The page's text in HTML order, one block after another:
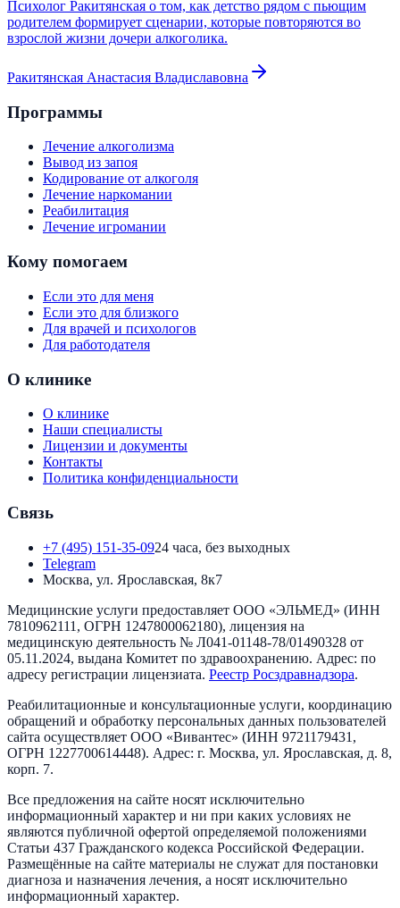
Психолог Ракитянская о том, как детство рядом с пьющим
родителем формирует сценарии, которые повторяются во
взрослой жизни дочери алкоголика.
Ракитянская Анастасия Владиславовна
Программы
Лечение алкоголизма
Вывод из запоя
Кодирование от алкоголя
Лечение наркомании
Реабилитация
Лечение игромании
Кому помогаем
Если это для меня
Если это для близкого
Для врачей и психологов
Для работодателя
О клинике
О клинике
Наши специалисты
Лицензии и документы
Контакты
Политика конфиденциальности
Связь
+7 (495) 151-35-0924 часа, без выходных
Telegram
Москва, ул. Ярославская, 8к7
Медицинские услуги предоставляет ООО «ЭЛЬМЕД» (ИНН
7810962111 , ОГРН 1247800062180), лицензия на
медицинскую деятельность № Л041-01148-78/01490328 от
05.11.2024, выдана Комитет по здравоохранению. Адрес: по
адресу регистрации лицензиата. Реестр Росздравнадзора.
Реабилитационные и консультационные услуги, координацию
обращений и обработку персональных данных пользователей
сайта осуществляет ООО «Вивантес» (ИНН 9721179431 ,
ОГРН 1227700614448). Адрес: г. Москва, ул. Ярославская, д. 8,
корп. 7.
Все предложения на сайте носят исключительно
информационный характер и ни при каких условиях не
являются публичной офертой определяемой положениями
Статьи 437 Гражданского кодекса Российской Федерации.
Размещённые на сайте материалы не служат для постановки
диагноза и назначения лечения, а носят исключительно
информационный характер.